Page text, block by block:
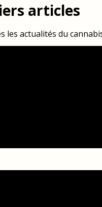
articles
les actualités du